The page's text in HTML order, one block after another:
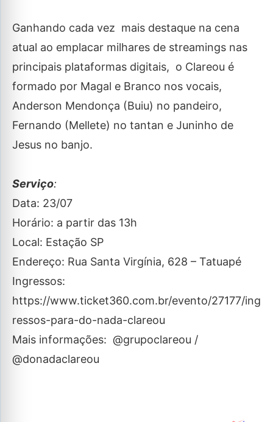
Ganhando cada vez mais destaque na cena
atual ao emplacar milhares de streamings nas
principais plataformas digitais, o Clareou é
formado por Magal e Branco nos vocais,
Anderson Mendonça (Buiu) no pandeiro,
Fernando (Mellete) no tantan e Juninho de
Jesus no banjo.
Serviço:
Data: 23/07
Horário: a partir das 13h
Local: Estação SP
Endereço: Rua Santa Virgínia, 628 – Tatuapé
Ingressos:
https://www.ticket360.com.br/evento/27177/ing
ressos-para-do-nada-clareou
Mais informações: @grupoclareou /
@donadaclareou